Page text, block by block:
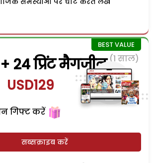
24 प्रिंट मैगजीन (1 साल)
USD129
गिफ्ट करें
सब्सक्राइब करें